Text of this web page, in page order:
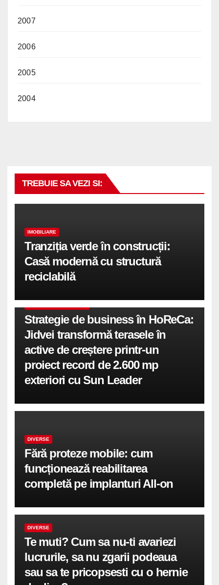
2007
2006
2005
2004
TREBUIE SA VEZI SI:
IMOBILIARE
Tranziția verde în construcții:
Casă modernă cu structură
reciclabilă
Strategie de business în HoReCa:
Jidvei transformă terasele în
active de creștere printr-un
proiect record de 2.600 mp
exteriori cu Sun Leader
DIVERSE
Fără proteze mobile: cum
funcționează reabilitarea
completă pe implanturi All-on
DIVERSE
Te muti? Cum sa nu-ti avariezi
lucrurile, sa nu zgarii podeaua
sau sa te pricopsesti cu o hernie